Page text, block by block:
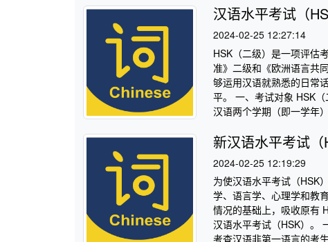
汉语水平考试（
2024-02-25 12:27:14
HSK（二级）是一项评估
准》二级和《欧洲语言共
够运用汉语就熟悉的日常
平。 一、考试对象 HSK
汉语两个学期（即一学年
新汉语水平考试
2024-02-25 12:19:29
为使汉语水平考试（HSK
学、语言学、心理学和教
情况的基础上，吸收原有
汉语水平考试（HSK）。
考查汉语非第一语言的考